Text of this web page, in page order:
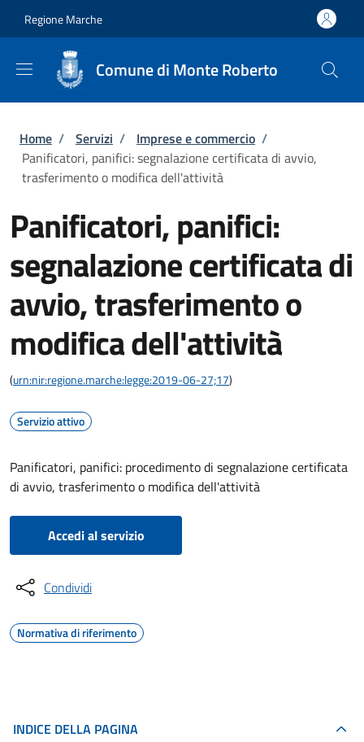
Regione Marche
Comune di Monte Roberto
Briciole di pane
Home / Servizi / Imprese e commercio /
Panificatori, panifici: segnalazione certificata di avvio,
trasferimento o modifica dell'attività
Panificatori, panifici:
segnalazione certificata di
avvio, trasferimento o
modifica dell'attività
(urn:nir:regione.marche:legge:2019-06-27;17)
Servizio attivo
Panificatori, panifici: procedimento di segnalazione certificata
di avvio, trasferimento o modifica dell'attività
Accedi al servizio
Condividi
Normativa di riferimento
INDICE DELLA PAGINA